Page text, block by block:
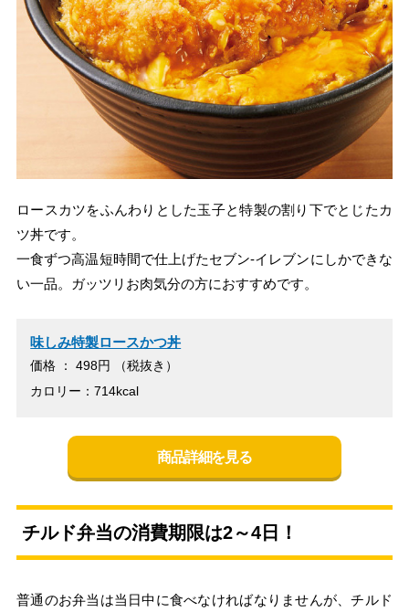
ロースカツをふんわりとした玉子と特製の割り下でとじたカ
ツ丼です。
一食ずつ高温短時間で仕上げたセブン-イレブンにしかできな
い一品。ガッツリお肉気分の方におすすめです。
味しみ特製ロースかつ丼
価格 ： 498円 （税抜き）
カロリー：714kcal
商品詳細を見る
チルド弁当の消費期限は2～4日！
普通のお弁当は当日中に食べなければなりませんが、チルド